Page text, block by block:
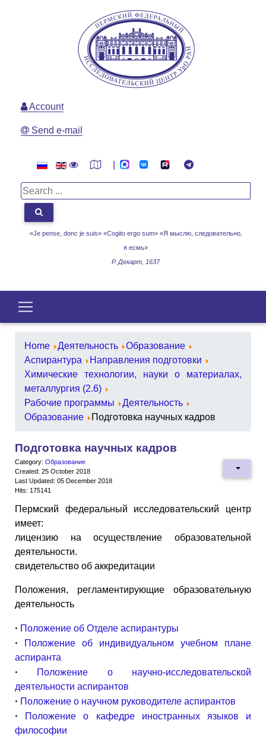
«Je pense, donc je suis» «Cogito ergo sum» «Я мыслю, следовательно,
я есмь»
Р. Декарт, 1637
Account
Send e-mail
Home Деятельность
Образование
Аспирантура
Направления подготовки
Химические технологии, науки о материалах,
металлургия (2.6)
Рабочие программы
Деятельность
Образование
Подготовка научных кадров
Подготовка научных кадров
Category: Образование
Created: 25 October 2018
Last Updated: 05 December 2018
Hits: 175141
Пермский федеральный исследовательский центр
имеет:
лицензию на осуществление образовательной
деятельности.
свидетельство об аккредитации
Положения, регламентирующие образовательную
деятельность
• Положение об Отделе аспирантуры
•
Положение об индивидуальном учебном плане
аспиранта
•
Положение о научно-исследовательской
деятельности аспирантов
• Положение о научном руководителе аспирантов
•
Положение о кафедре иностранных языков и
философии